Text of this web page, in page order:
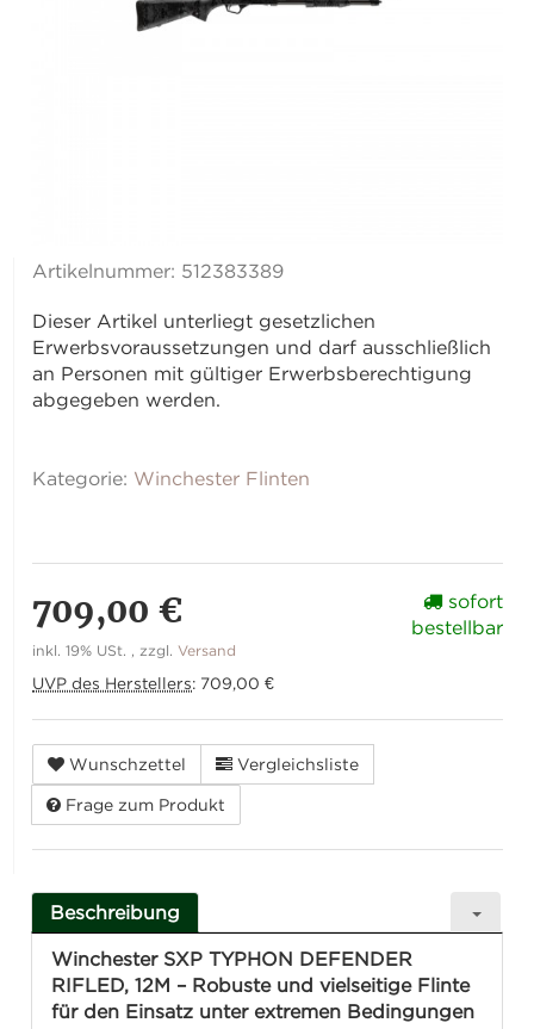
Artikelnummer: 512383389
Dieser Artikel unterliegt gesetzlichen
Erwerbsvoraussetzungen und darf ausschließlich
an Personen mit gültiger Erwerbsberechtigung
abgegeben werden.
Kategorie: Winchester Flinten
709,00 €
inkl. 19% USt. , zzgl.Versand
UVP des Herstellers: 709,00 €
sofort
bestellbar
Wunschzettel Vergleichsliste
Frage zum Produkt
Beschreibung
Winchester SXP TYPHON DEFENDER
RIFLED, 12M – Robuste und vielseitige Flinte
für den Einsatz unter extremen Bedingungen